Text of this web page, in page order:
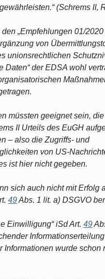
(Schrems II,
„Empfehlungen 01/2020
von
unionsrechtlichen
Daten“ der EDSA wohl
müssten geeignet sein,
II Urteils des EuGH
– also die Zugriffs- und
von US-
ist hier nicht gegeben.
sich auch nicht mit Erfolg
49Abs. 1 lit. a) DSGVO
Einwilligung“ iSd Art. 49
Informationen wurde schon